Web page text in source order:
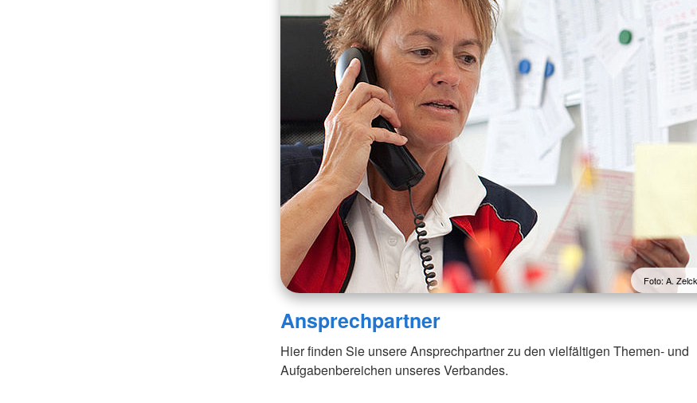
Foto: A.
Ansprechpartner
Hier finden Sie unsere Ansprechpartner zu den vielfältigen Themen- und
Aufgabenbereichen unseres Verbandes.